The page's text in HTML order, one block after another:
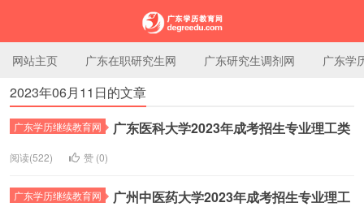
广东学历教育网
网站主页 广东在职研究生网 广东研究生调剂网 广东学
2023年06月11日的文章
广东学历继续教育网 广东医科大学2023年成考招生专业理工类
阅读(522) 赞 (0)
广东学历继续教育网
广州中医药大学2023年成考招生专业理工